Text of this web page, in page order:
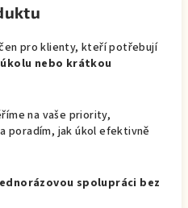
pro klienty, kteří potřebují
nebo krátkou
na vaše priority,
poradím, jak úkol efektivně
spolupráci bez